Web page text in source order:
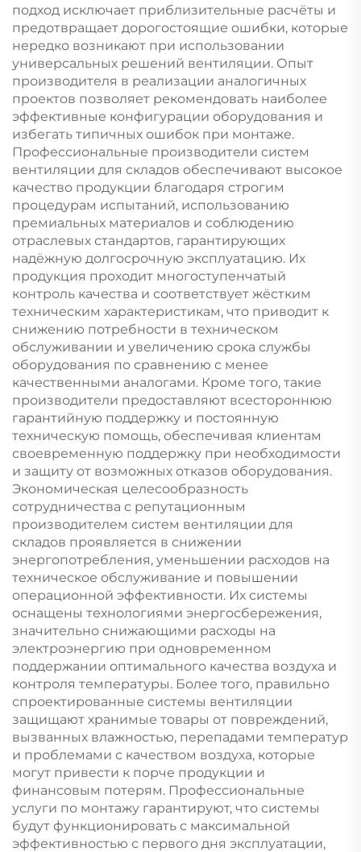
подход исключает приблизительные расчёты и
предотвращает дорогостоящие ошибки, которые
нередко возникают при использовании
универсальных решений вентиляции. Опыт
производителя в реализации аналогичных
проектов позволяет рекомендовать наиболее
эффективные конфигурации оборудования и
избегать типичных ошибок при монтаже.
Профессиональные производители систем
вентиляции для складов обеспечивают высокое
качество продукции благодаря строгим
процедурам испытаний, использованию
премиальных материалов и соблюдению
отраслевых стандартов, гарантирующих
надёжную долгосрочную эксплуатацию. Их
продукция проходит многоступенчатый
контроль качества и соответствует жёстким
техническим характеристикам, что приводит к
снижению потребности в техническом
обслуживании и увеличению срока службы
оборудования по сравнению с менее
качественными аналогами. Кроме того, такие
производители предоставляют всестороннюю
гарантийную поддержку и постоянную
техническую помощь, обеспечивая клиентам
своевременную поддержку при необходимости
и защиту от возможных отказов оборудования.
Экономическая целесообразность
сотрудничества с репутационным
производителем систем вентиляции для
складов проявляется в снижении
энергопотребления, уменьшении расходов на
техническое обслуживание и повышении
операционной эффективности. Их системы
оснащены технологиями энергосбережения,
значительно снижающими расходы на
электроэнергию при одновременном
поддержании оптимального качества воздуха и
контроля температуры. Более того, правильно
спроектированные системы вентиляции
защищают хранимые товары от повреждений,
вызванных влажностью, перепадами температур
и проблемами с качеством воздуха, которые
могут привести к порче продукции и
финансовым потерям. Профессиональные
услуги по монтажу гарантируют, что системы
будут функционировать с максимальной
эффективностью с первого дня эксплуатации,